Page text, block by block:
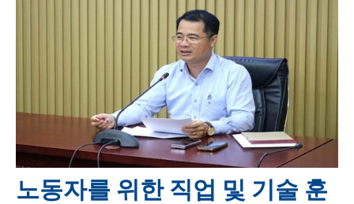
노동자를 위한 직업 및 기술 훈